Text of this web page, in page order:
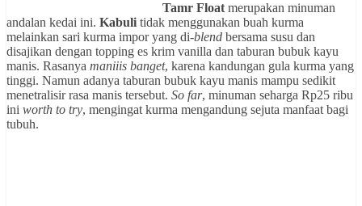
Tamr Float merupakan minuman
andalan kedai ini. Kabuli tidak menggunakan buah kurma
melainkan sari kurma impor yang di-blend bersama susu dan
disajikan dengan topping es krim vanilla dan taburan bubuk kayu
manis. Rasanya maniiis banget, karena kandungan gula kurma yang
tinggi. Namun adanya taburan bubuk kayu manis mampu sedikit
menetralisir rasa manis tersebut. So far, minuman seharga Rp25 ribu
ini worth to try, mengingat kurma mengandung sejuta manfaat bagi
tubuh.